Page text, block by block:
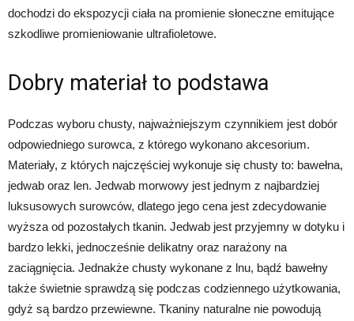
dochodzi do ekspozycji ciała na promienie słoneczne emitujące
szkodliwe promieniowanie ultrafioletowe.
Dobry materiał to podstawa
Podczas wyboru chusty, najważniejszym czynnikiem jest dobór
odpowiedniego surowca, z którego wykonano akcesorium.
Materiały, z których najczęściej wykonuje się chusty to: bawełna,
jedwab oraz len. Jedwab morwowy jest jednym z najbardziej
luksusowych surowców, dlatego jego cena jest zdecydowanie
wyższa od pozostałych tkanin. Jedwab jest przyjemny w dotyku i
bardzo lekki, jednocześnie delikatny oraz narażony na
zaciągnięcia. Jednakże chusty wykonane z lnu, bądź bawełny
także świetnie sprawdzą się podczas codziennego użytkowania,
gdyż są bardzo przewiewne. Tkaniny naturalne nie powodują